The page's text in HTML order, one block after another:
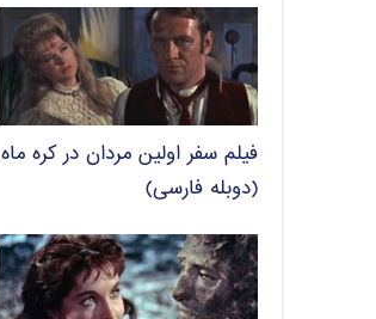
فیلم سفر اولین مردان در کره ماه
(دوبله فارسی)